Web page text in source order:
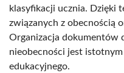
klasyfikacji ucznia. Dzięki
związanych z obecnością
Organizacja dokumentów
nieobecności jest istotnym
edukacyjnego.